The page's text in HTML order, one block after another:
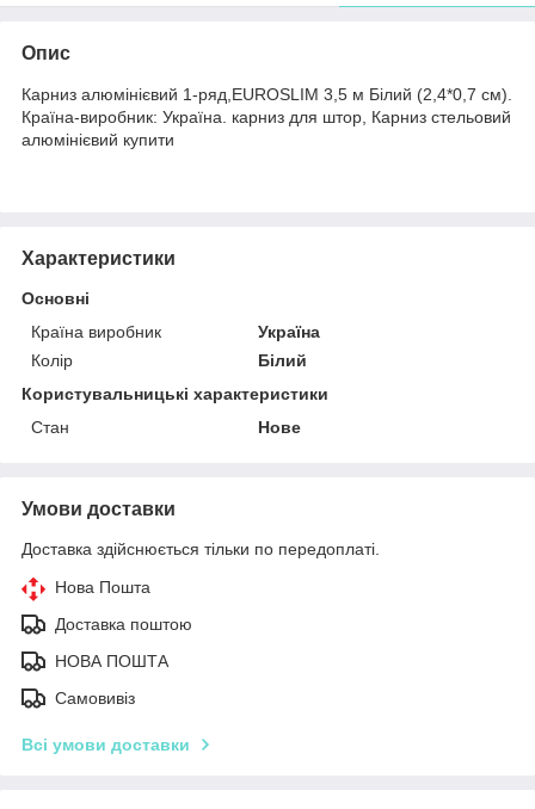
Опис
Карниз алюмінієвий 1-ряд,EUROSLIM 3,5 м Білий (2,4*0,7 см).
Країна-виробник: Україна. карниз для штор, Карниз стельовий
алюмінієвий купити
Характеристики
Основні
Країна виробник
Україна
Колір
Білий
Користувальницькі характеристики
Стан
Нове
Умови доставки
Доставка здійснюється тільки по передоплаті.
Нова Пошта
Доставка поштою
НОВА ПОШТА
Самовивіз
Всі умови доставки